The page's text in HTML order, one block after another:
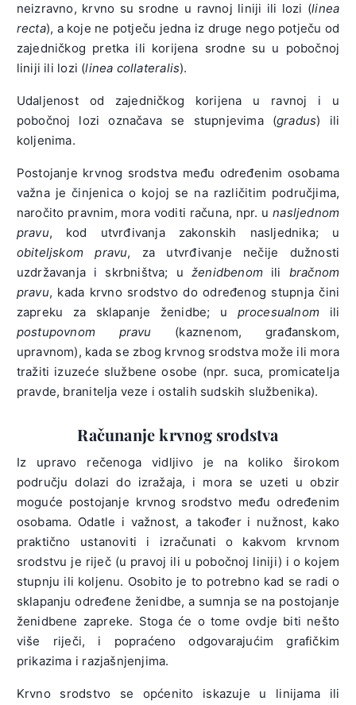
neizravno, krvno su srodne u ravnoj liniji ili lozi (linea
recta), a koje ne potječu jedna iz druge nego potječu od
zajedničkog pretka ili korijena srodne su u pobočnoj
liniji ili lozi (linea collateralis).
Udaljenost od zajedničkog korijena u ravnoj i u
pobočnoj lozi označava se stupnjevima (gradus) ili
koljenima.
Postojanje krvnog srodstva među određenim osobama
važna je činjenica o kojoj se na različitim područjima,
naročito pravnim, mora voditi računa, npr. unasljednom
pravu, kod utvrđivanja zakonskih nasljednika; u
obiteljskom pravu, za utvrđivanje nečije dužnosti
uzdržavanja i skrbništva; u ženidbenom ili bračnom
pravu, kada krvno srodstvo do određenog stupnja čini
zapreku za sklapanje ženidbe; u procesualnom ili
postupovnom pravu (kaznenom, građanskom,
upravnom), kada se zbog krvnog srodstva može ili mora
tražiti izuzeće službene osobe (npr. suca, promicatelja
pravde, branitelja veze i ostalih sudskih službenika).
Računanje krvnog srodstva
Iz upravo rečenoga vidljivo je na koliko širokom
području dolazi do izražaja, i mora se uzeti u obzir
moguće postojanje krvnog srodstvo među određenim
osobama. Odatle i važnost, a također i nužnost, kako
praktično ustanoviti i izračunati o kakvom krvnom
srodstvu je riječ (u pravoj ili u pobočnoj liniji) i o kojem
stupnju ili koljenu. Osobito je to potrebno kad se radi o
sklapanju određene ženidbe, a sumnja se na postojanje
ženidbene zapreke. Stoga će o tome ovdje biti nešto
više riječi, i popraćeno odgovarajućim grafičkim
prikazima i razjašnjenjima.
Krvno srodstvo se općenito iskazuje u linijama ili